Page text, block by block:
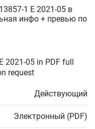
1 E 2021-05 в
инфо + превью по
2021-05 in PDF full
request
Действующий
Электронный (PDF)